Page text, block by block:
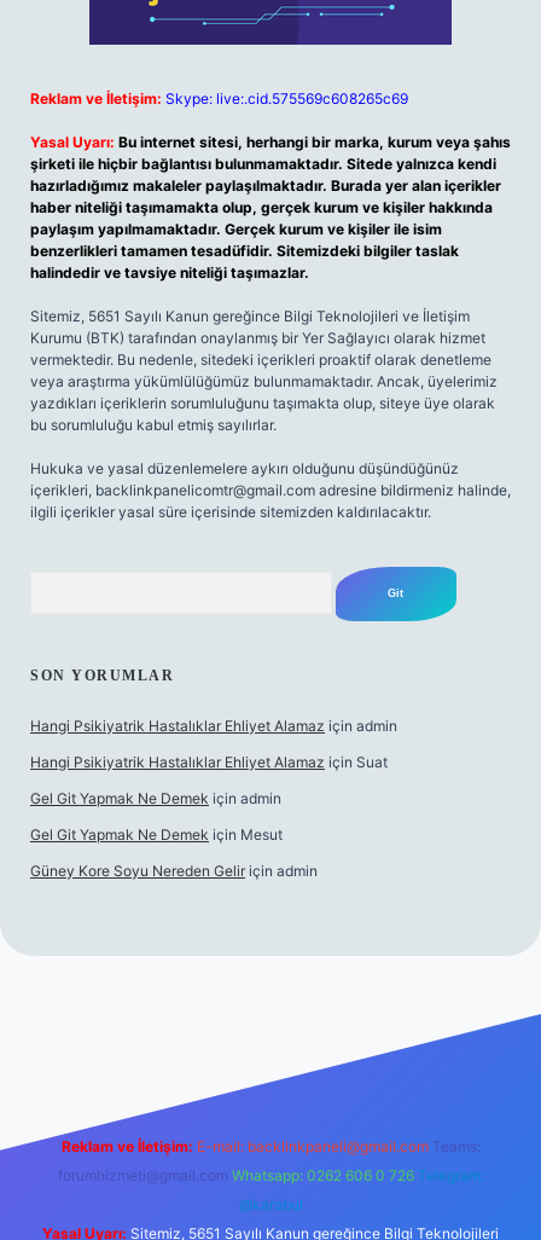
Reklam ve İletişim: Skype: live:.cid.575569c608265c69
Yasal Uyarı: Bu internet sitesi, herhangi bir marka, kurum veya şahıs
şirketi ile hiçbir bağlantısı bulunmamaktadır. Sitede yalnızca kendi
hazırladığımız makaleler paylaşılmaktadır. Burada yer alan içerikler
haber niteliği taşımamakta olup, gerçek kurum ve kişiler hakkında
paylaşım yapılmamaktadır. Gerçek kurum ve kişiler ile isim
benzerlikleri tamamen tesadüfidir. Sitemizdeki bilgiler taslak
halindedir ve tavsiye niteliği taşımazlar.
Sitemiz, 5651 Sayılı Kanun gereğince Bilgi Teknolojileri ve İletişim
Kurumu (BTK) tarafından onaylanmış bir Yer Sağlayıcı olarak hizmet
vermektedir. Bu nedenle, sitedeki içerikleri proaktif olarak denetleme
veya araştırma yükümlülüğümüz bulunmamaktadır. Ancak, üyelerimiz
yazdıkları içeriklerin sorumluluğunu taşımakta olup, siteye üye olarak
bu sorumluluğu kabul etmiş sayılırlar.
Hukuka ve yasal düzenlemelere aykırı olduğunu düşündüğünüz
içerikleri, backlinkpanelicomtr@gmail.com adresine bildirmeniz halinde,
ilgili içerikler yasal süre içerisinde sitemizden kaldırılacaktır.
SON YORUMLAR
Hangi Psikiyatrik Hastalıklar Ehliyet Alamaz için admin
Hangi Psikiyatrik Hastalıklar Ehliyet Alamaz için Suat
Gel Git Yapmak Ne Demek için admin
Gel Git Yapmak Ne Demek için Mesut
Güney Kore Soyu Nereden Gelir için admin
Reklam ve İletişim: E-mail: backlinkpaneli@gmail.com Teams:
forumhizmeti@gmail.com Whatsapp: 0262 606 0 726 Telegram:
@karabul
Yasal Uyarı: Sitemiz, 5651 Sayılı Kanun gereğince Bilgi Teknolojileri